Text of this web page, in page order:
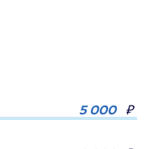
5 000 ₽